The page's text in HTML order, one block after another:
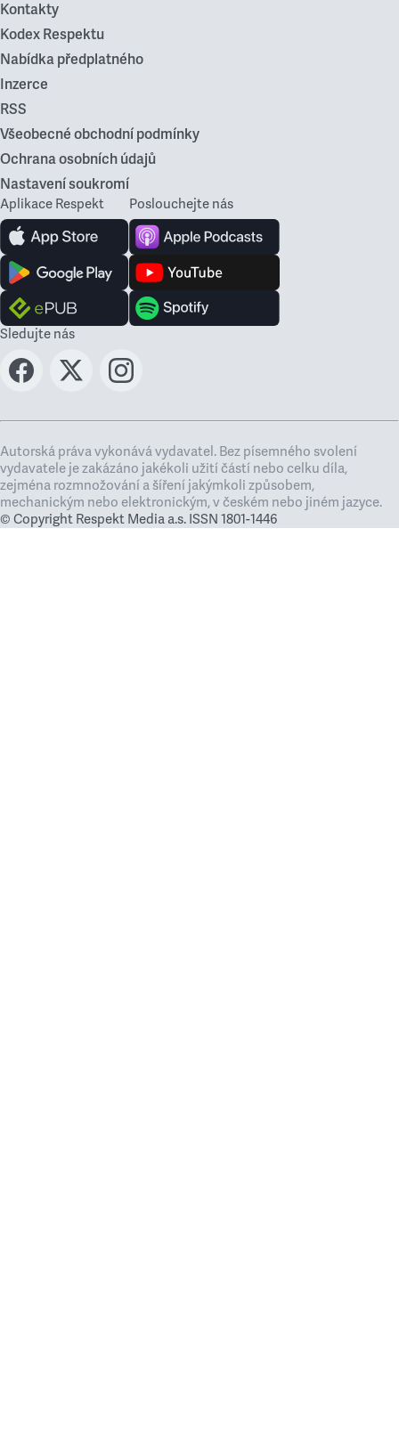
Kontakty
Kodex Respektu
Nabídka předplatného
Inzerce
RSS
Všeobecné obchodní podmínky
Ochrana osobních údajů
Nastavení soukromí
Aplikace Respekt Poslouchejte nás
Sledujte nás
Autorská práva vykonává vydavatel. Bez písemného svolení
vydavatele je zakázáno jakékoli užití částí nebo celku díla,
zejména rozmnožování a šíření jakýmkoli způsobem,
mechanickým nebo elektronickým, v českém nebo jiném jazyce.
© Copyright Respekt Media a.s. ISSN 1801-1446